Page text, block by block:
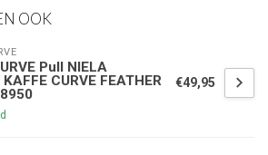
OOK
Pull NIELA
CURVE FEATHER
€49,95